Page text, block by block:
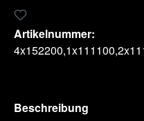
Artikelnummer:
Beschreibung